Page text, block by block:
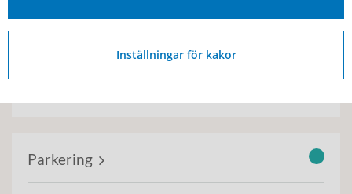
gröna ytor och andra naturområden som erbjuder både
aktivitet och avkoppling.
Parkering
Inställningar för kakor